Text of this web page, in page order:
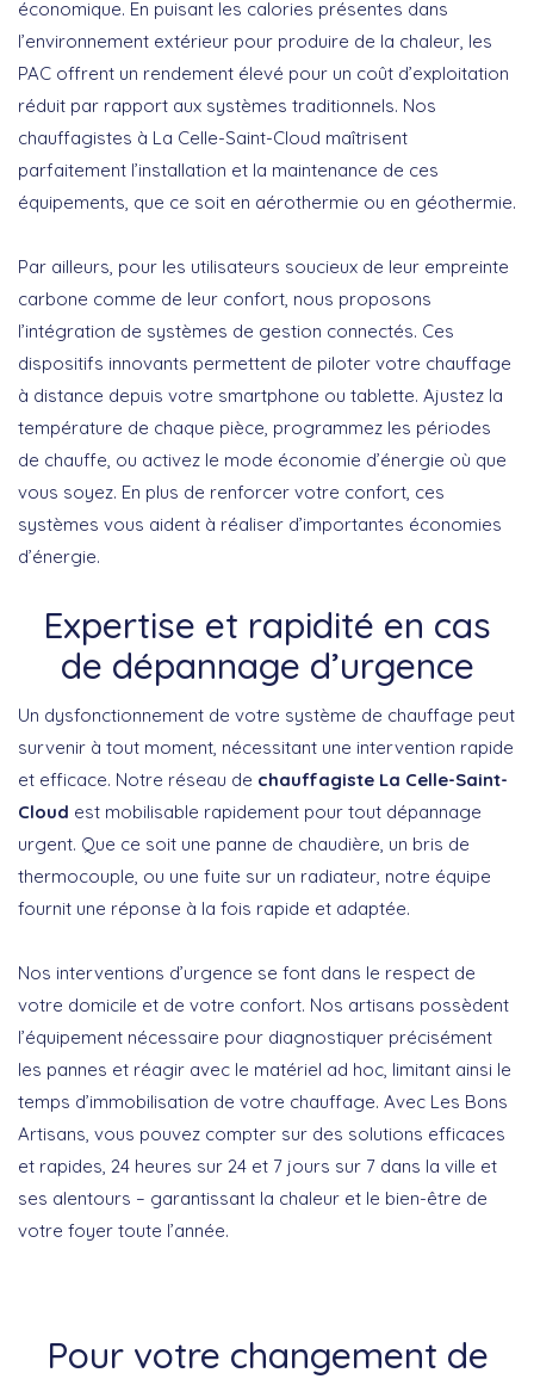
économique. En puisant les calories présentes dans
l’environnement extérieur pour produire de la chaleur, les
PAC offrent un rendement élevé pour un coût d’exploitation
réduit par rapport aux systèmes traditionnels. Nos
chauffagistes à La Celle-Saint-Cloud maîtrisent
parfaitement l’installation et la maintenance de ces
équipements, que ce soit en aérothermie ou en géothermie.
Par ailleurs, pour les utilisateurs soucieux de leur empreinte
carbone comme de leur confort, nous proposons
l’intégration de systèmes de gestion connectés. Ces
dispositifs innovants permettent de piloter votre chauffage
à distance depuis votre smartphone ou tablette. Ajustez la
température de chaque pièce, programmez les périodes
de chauffe, ou activez le mode économie d’énergie où que
vous soyez. En plus de renforcer votre confort, ces
systèmes vous aident à réaliser d’importantes économies
d’énergie.
Expertise et rapidité en cas
de dépannage d’urgence
Un dysfonctionnement de votre système de chauffage peut
survenir à tout moment, nécessitant une intervention rapide
et efficace. Notre réseau de chauffagiste La Celle-Saint-
Cloud est mobilisable rapidement pour tout dépannage
urgent. Que ce soit une panne de chaudière, un bris de
thermocouple, ou une fuite sur un radiateur, notre équipe
fournit une réponse à la fois rapide et adaptée.
Nos interventions d’urgence se font dans le respect de
votre domicile et de votre confort. Nos artisans possèdent
l’équipement nécessaire pour diagnostiquer précisément
les pannes et réagir avec le matériel ad hoc, limitant ainsi le
temps d’immobilisation de votre chauffage. Avec Les Bons
Artisans, vous pouvez compter sur des solutions efficaces
et rapides, 24 heures sur 24 et 7 jours sur 7 dans la ville et
ses alentours – garantissant la chaleur et le bien-être de
votre foyer toute l’année.
Pour votre changement de